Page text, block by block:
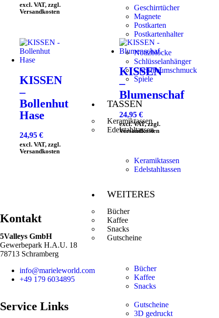
Geschirrtücher
Magnete
Postkarten
Postkartenhalter
Notizblöcke
Schlüsselanhänger
Christbaumschmuck
Spiele
TASSEN
Keramiktassen
Edelstahltassen
Keramiktassen
Edelstahltassen
WEITERES
Bücher
Kaffee
Snacks
Gutscheine
Bücher
Kaffee
Snacks
Gutscheine
3D gedruckt
excl. VAT, zzgl.
Versandkosten
KISSEN
–
Bollenhut
Hase
24,95 €
excl. VAT, zzgl.
Versandkosten
KISSEN
–
Blumenschaf
24,95 €
excl. VAT, zzgl.
Versandkosten
Kontakt
5Valleys GmbH
Gewerbepark H.A.U. 18
78713 Schramberg
info@marieleworld.com
+49 179 6034895
Service Links